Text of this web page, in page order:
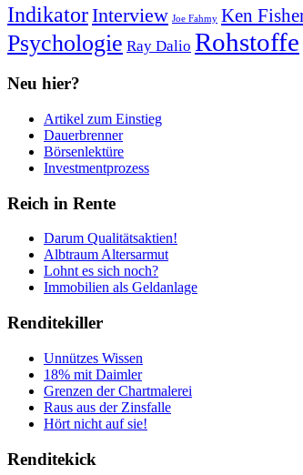
IndikatorInterview Joe Fahmy Ken
Psychologie Ray Dalio Rohstoffe
Neu hier?
Artikel zum Einstieg
Dauerbrenner
Börsenlektüre
Investmentprozess
Reich in Rente
Darum Qualitätsaktien!
Albtraum Altersarmut
Lohnt es sich noch?
Immobilien als Geldanlage
Renditekiller
Unnützes Wissen
18% mit Daimler
Grenzen der Chartmalerei
Raus aus der Zinsfalle
Hört nicht auf sie!
Renditekick